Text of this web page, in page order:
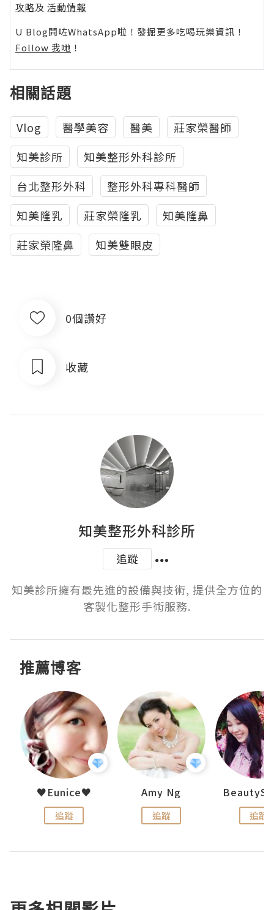
攻略及 活動情報
U Blog開咗WhatsApp啦！發掘更多吃喝玩樂資訊！
Follow 我哋 ！
相關話題
Vlog 醫學美容 醫美
莊家榮醫師
知美診所
知美整形外科診所
台北整形外科
整形外科專科醫師
知美隆乳
莊家榮隆乳
知美隆鼻
莊家榮隆鼻
知美雙眼皮
0個讚好
收藏
知美整形外科診所
追蹤
知美診所擁有最先進的設備與技術, 提供全方位的
客製化整形手術服務.
推薦博客
♥Eunice♥
追蹤
Amy Ng
追蹤 追蹤